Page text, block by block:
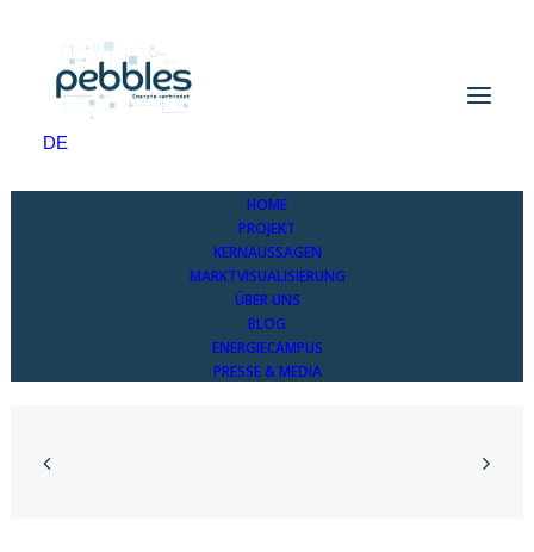
DE
HOME
PROJEKT
KERNAUSSAGEN
MARKTVISUALISIERUNG
ÜBER UNS
BLOG
ENERGIECAMPUS
PRESSE & MEDIA
Allgäuer Bauernblatt – Zukunftsmodell pebbles